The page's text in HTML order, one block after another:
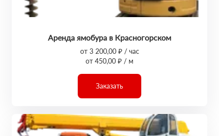
Аренда ямобура в Красногорском
от 3 200,00 ₽ / час
от 450,00 ₽ / м
Заказать